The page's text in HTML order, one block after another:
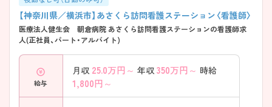
【神奈川県／横浜市】あさくら訪問看護ステーション〈看護師〉
医療法人健生会 朝倉病院 あさくら訪問看護ステーションの看護師求
人(正社員、パート・アルバイト)
給与
月収 25.0万円～ 年収 350万円～ 時給
1,800円～